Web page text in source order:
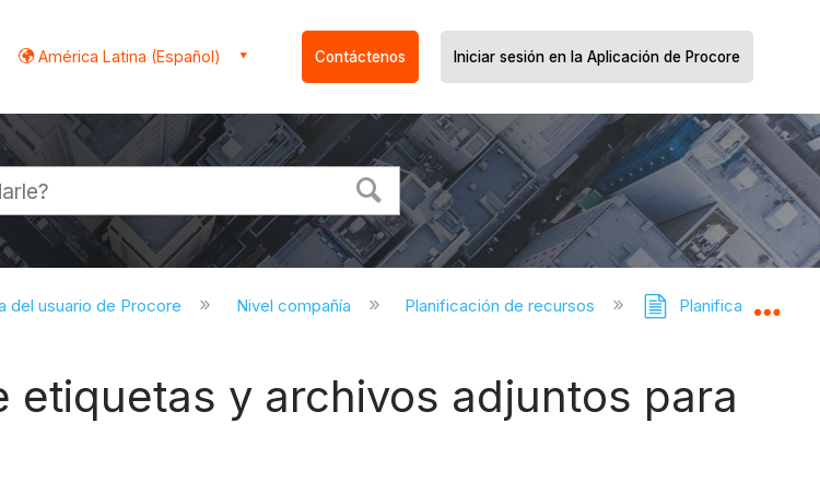
América Latina (Español) Contáctenos Iniciar sesión en la Aplicación de Procore
del usuario de Procore Nivel compañía Planificación de recursos Planificación de
y archivos adjuntos para